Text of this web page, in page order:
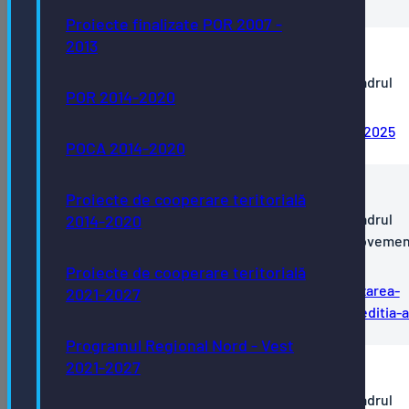
Proiecte finalizate POR 2007 -
2013
POR 2014-2020
POCA 2014-2020
Proiecte de cooperare teritorială
2014-2020
Proiecte de cooperare teritorială
2021-2027
Programul Regional Nord - Vest
2021-2027
produselor/serviciilor/lucrărilor menţionate în cadrul
Proiectului "Gala Comunitarium
Anunt-achizitii-proiect-Gala-Comunitarium-2025
ANUNŢ În vederea achiziționării
produselor/serviciilor/lucrărilor menţionate în cadrul
Proiectului "Organizarea Competiției Sportive
Anunt-achizitie-in-cadrul-proiectului-Organizarea-
competitiei-Movement-Fest-Romania-2025-editia-
ANUNŢ În vederea achiziționării
produselor/serviciilor/lucrărilor menţionate în cadrul